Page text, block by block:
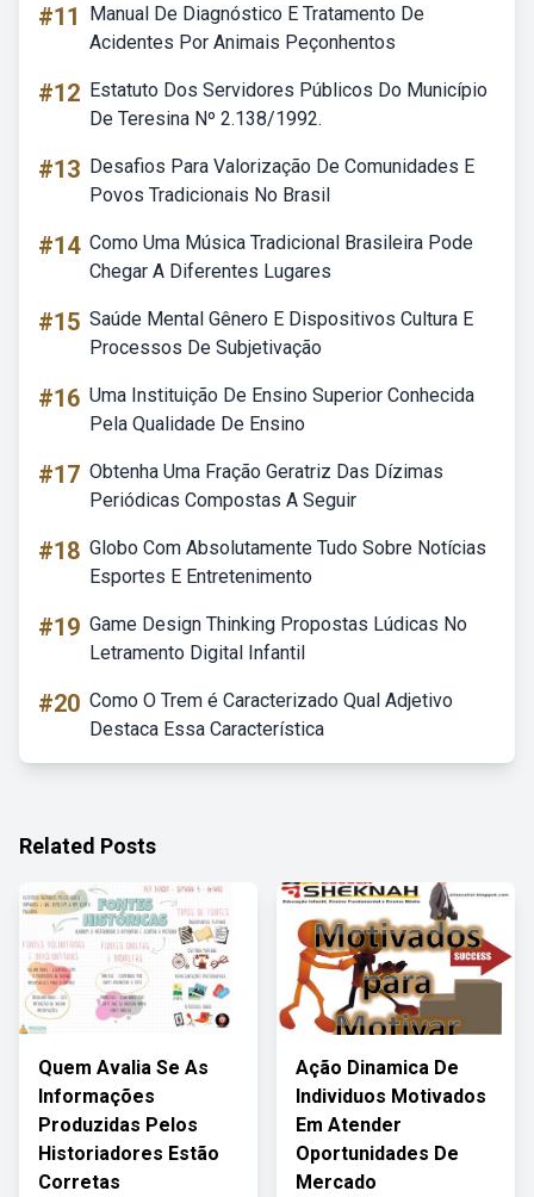
#11
Manual De Diagnóstico E Tratamento De
Acidentes Por Animais Peçonhentos
#12 Estatuto Dos Servidores Públicos Do Município
De Teresina Nº 2.138/1992.
#13 Desafios Para Valorização De Comunidades E
Povos Tradicionais No Brasil
#14 Como Uma Música Tradicional Brasileira Pode
Chegar A Diferentes Lugares
#15 Saúde Mental Gênero E Dispositivos Cultura E
Processos De Subjetivação
#16 Uma Instituição De Ensino Superior Conhecida
Pela Qualidade De Ensino
#17 Obtenha Uma Fração Geratriz Das Dízimas
Periódicas Compostas A Seguir
#18 Globo Com Absolutamente Tudo Sobre Notícias
Esportes E Entretenimento
#19 Game Design Thinking Propostas Lúdicas No
Letramento Digital Infantil
#20 Como O Trem é Caracterizado Qual Adjetivo
Destaca Essa Característica
Related Posts
Quem Avalia Se As
Informações
Produzidas Pelos
Historiadores Estão
Corretas
Ação Dinamica De
Individuos Motivados
Em Atender
Oportunidades De
Mercado